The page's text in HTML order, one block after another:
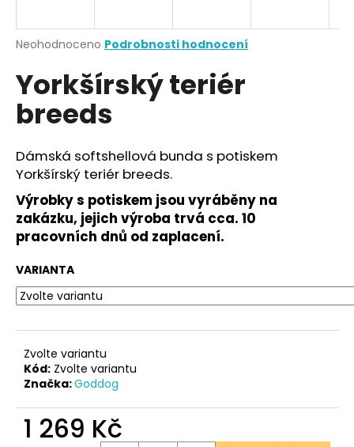
Průměrné
produktu
je
0,0
hvězdiček.
Neohodnoceno Podrobnosti hodnocení
Yorkšírský teriér
breeds
Dámská softshellová bunda s potiskem
Yorkšírský teriér breeds.
Výrobky s potiskem jsou vyráběny na
zakázku, jejich výroba trvá cca. 10
pracovních dnů od zaplacení.
VARIANTA
Zvolte variantu
Kód: Zvolte variantu
Značka:Goddog
1 269 Kč
j
t
?
HLEDAT
D
o
p
o
č
u
e
m